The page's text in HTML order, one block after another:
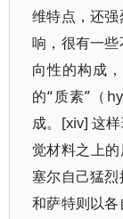
维特点，还
响，很有一
向性的构成
的“质素”（
成。[xiv] 这
觉材料之上
塞尔自己猛
和萨特则以